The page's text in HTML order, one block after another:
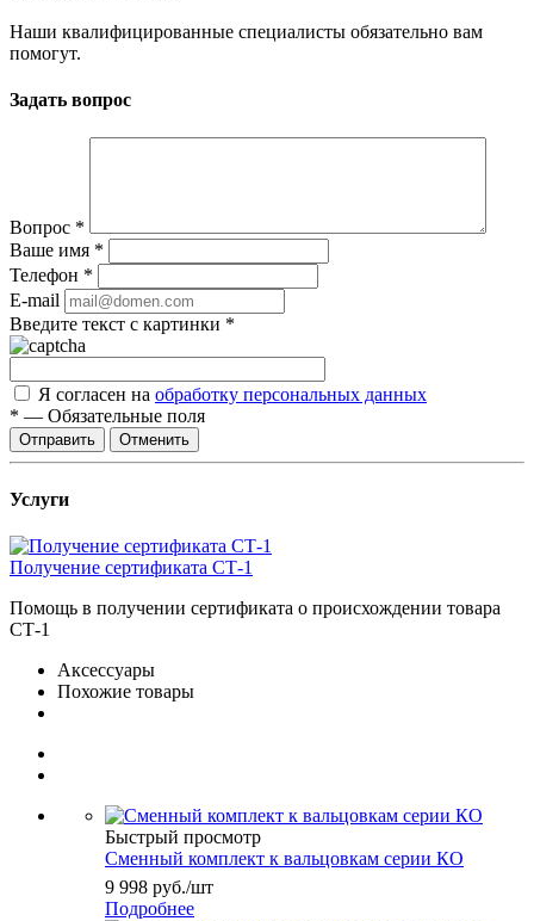
Наши квалифицированные специалисты обязательно вам
помогут.
Задать вопрос
Вопрос *
Ваше имя *
Телефон *
E-mail
Введите текст с картинки *
Я согласен на обработку персональных данных
* — Обязательные поля
Отправить Отменить
Услуги
Получение сертификата СТ-1
Помощь в получении сертификата о происхождении товара
СТ-1
Аксессуары
Похожие товары
Быстрый просмотр
Сменный комплект к вальцовкам серии КО
9 998 руб./шт
Подробнее